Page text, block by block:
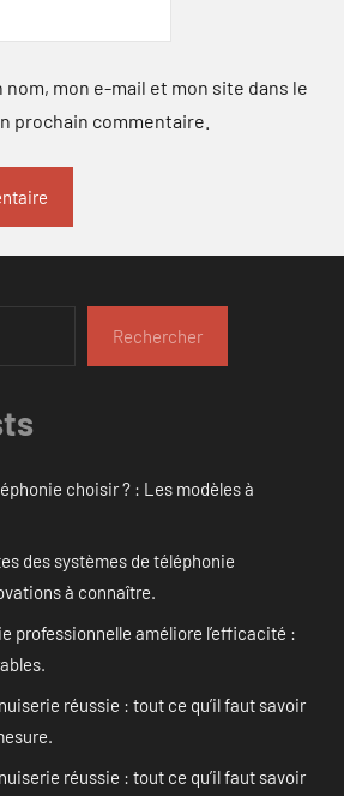
mon e-mail et mon site dans le
prochain commentaire.
Rechercher
choisir ? : Les modèles à
des systèmes de téléphonie
à connaître.
professionnelle améliore l’efficacité :
réussie : tout ce qu’il faut savoir
réussie : tout ce qu’il faut savoir